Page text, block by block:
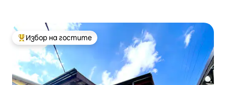
Най-популярен избор на гостите
Избор на гостите